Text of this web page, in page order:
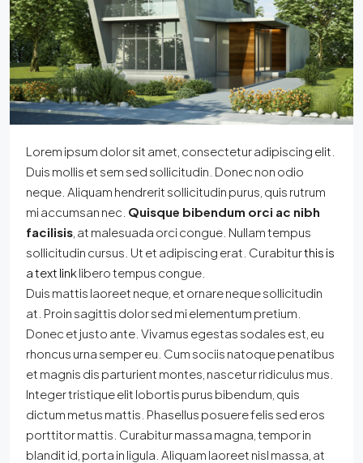
Lorem ipsum dolor sit amet, consectetur adipiscing elit.
Duis mollis et sem sed sollicitudin. Donec non odio
neque. Aliquam hendrerit sollicitudin purus, quis rutrum
mi accumsan nec. Quisque bibendum orci ac nibh
facilisis , at malesuada orci congue. Nullam tempus
sollicitudin cursus. Ut et adipiscing erat. Curabiturthis is
a text linklibero tempus congue.
Duis mattis laoreet neque, et ornare neque sollicitudin
at. Proin sagittis dolor sed mi elementum pretium.
Donec et justo ante. Vivamus egestas sodales est, eu
rhoncus urna semper eu. Cum sociis natoque penatibus
et magnis dis parturient montes, nascetur ridiculus mus.
Integer tristique elit lobortis purus bibendum, quis
dictum metus mattis. Phasellus posuere felis sed eros
porttitor mattis. Curabitur massa magna, tempor in
blandit id, porta in ligula. Aliquam laoreet nisl massa, at